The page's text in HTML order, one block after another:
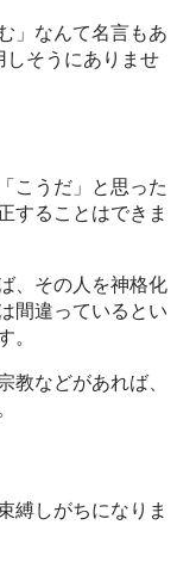
」なんて名言もあ
しそうにありませ
こうだ」と思った
することはできま
、その人を神格化
間違っているとい
。
教などがあれば、
縛しがちになりま